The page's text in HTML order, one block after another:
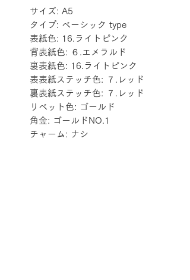
サイズ: A5
タイプ: ベーシック type
表紙色: 16.ライトピンク
背表紙色: ６.エメラルド
裏表紙色: 16.ライトピンク
表表紙ステッチ色: ７.レッド
裏表紙ステッチ色: ７.レッド
リベット色: ゴールド
角金: ゴールドNO.1
チャーム: ナシ